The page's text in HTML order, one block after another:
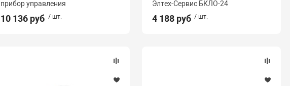
прибор управления
10 136 руб / шт.
Элтех-Сервис БКЛО-24
4 188 руб / шт.